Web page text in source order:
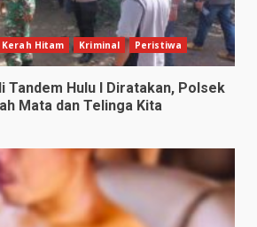
Kerah Hitam Kriminal Peristiwa
Tandem Hulu I Diratakan, Polsek
Mata dan Telinga Kita